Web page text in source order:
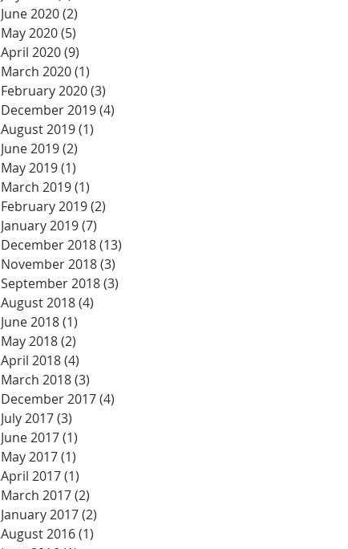
June 2020(2)
May 2020(5)
April 2020(9)
March 2020(1)
February 2020(3)
December 2019(4)
August 2019(1)
June 2019(2)
May 2019(1)
March 2019(1)
February 2019(2)
January 2019(7)
December 2018(13)
November 2018(3)
September 2018(3)
August 2018(4)
June 2018(1)
May 2018(2)
April 2018(4)
March 2018(3)
December 2017(4)
July 2017(3)
June 2017(1)
May 2017(1)
April 2017(1)
March 2017(2)
January 2017(2)
August 2016(1)